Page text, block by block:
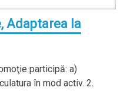
Adaptarea la
participă: a)
în mod activ. 2.